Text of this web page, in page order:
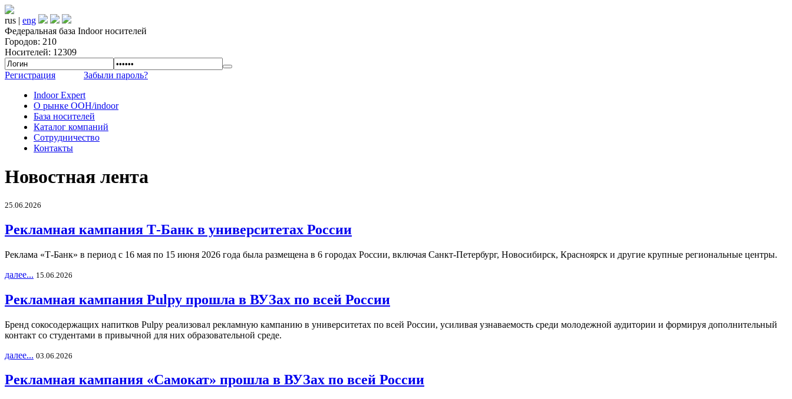
rus | eng
Федеральная база Indoor носителей
Городов: 210
Носителей: 12309
Регистрация
Забыли пароль?
Indoor Expert
О рынке OOH/indoor
База носителей
Каталог компаний
Сотрудничество
Контакты
Новостная лента
25.06.2026
Рекламная кампания Т-Банк в университетах России
Реклама «Т-Банк» в период с 16 мая по 15 июня 2026 года была размещена в 6 городах России, включая Санкт-Петербург, Новосибирск, Красноярск и другие крупные региональные центры.
далее... 15.06.2026
Рекламная кампания Pulpy прошла в ВУЗах по всей России
Бренд сокосодержащих напитков Pulpy реализовал рекламную кампанию в университетах по всей России, усиливая узнаваемость среди молодежной аудитории и формируя дополнительный
контакт со студентами в привычной для них образовательной среде.
далее... 03.06.2026
Рекламная кампания «Самокат» прошла в ВУЗах по всей России